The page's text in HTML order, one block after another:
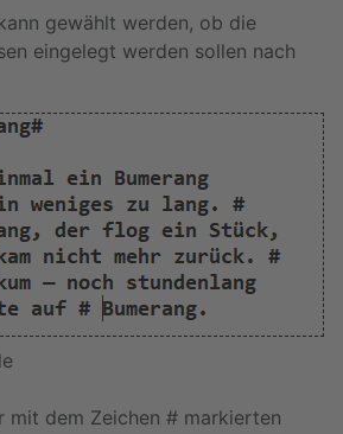
gewählt werden, ob die
eingelegt werden sollen nach
mit dem Zeichen # markierten